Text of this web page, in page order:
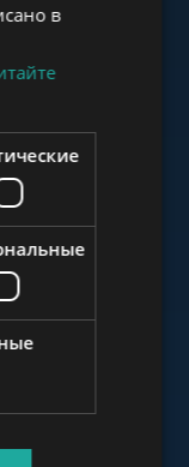
RUSSIAN
в